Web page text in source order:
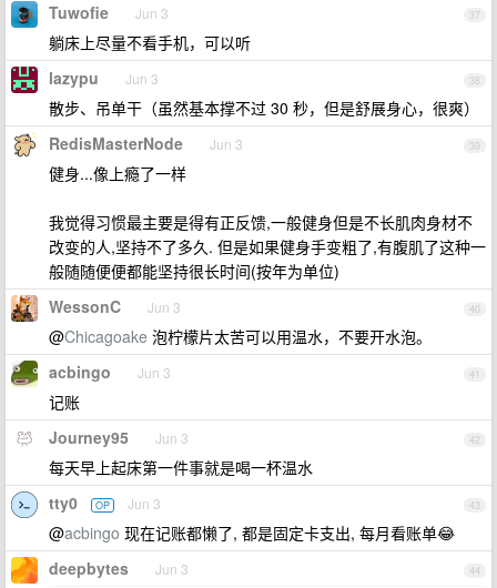
37
Tuwofie Jun 3
躺床上尽量不看手机，可以听
38
lazypu Jun 3
散步、吊单干（虽然基本撑不过 30 秒，但是舒展身心，很爽）
39
RedisMasterNode Jun 3
健身...像上瘾了一样
我觉得习惯最主要是得有正反馈,一般健身但是不长肌肉身材不
改变的人,坚持不了多久. 但是如果健身手变粗了,有腹肌了这种一
般随随便便都能坚持很长时间(按年为单位)
40
WessonC Jun 3
@Chicagoake 泡柠檬片太苦可以用温水，不要开水泡。
41
acbingo Jun 3
记账
42
Journey95 Jun 3
每天早上起床第一件事就是喝一杯温水
43
tty0 OP Jun 3
@acbingo 现在记账都懒了, 都是固定卡支出, 每月看账单😂
44
deepbytes Jun 3